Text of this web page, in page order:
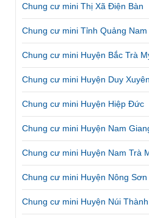
Chung cư mini Thị Xã Điện Bàn
Chung cư mini Tỉnh Quảng Nam
Chung cư mini Huyện Bắc Trà
Chung cư mini Huyện Duy Xuyên
Chung cư mini Huyện Hiệp Đức
Chung cư mini Huyện Nam
Chung cư mini Huyện Nam Trà
Chung cư mini Huyện Nông Sơn
Chung cư mini Huyện Núi Thành